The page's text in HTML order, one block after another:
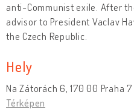
anti-Communist exile. After
advisor to President Vaclav
the Czech Republic.
Hely
Na Zátorách 6, 170 00 Praha
Térképen